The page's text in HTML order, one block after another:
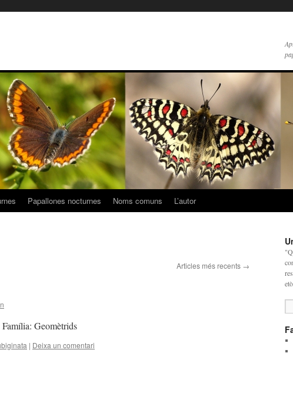
Papallones nocturnes Noms comuns L’autor
Articles més recents →
Geomètrids
| Deixa un comentari